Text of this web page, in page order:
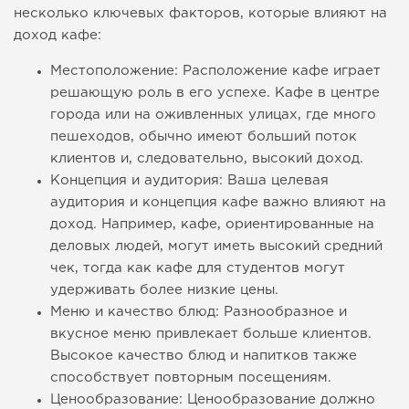
несколько ключевых факторов, которые влияют на
доход кафе:
Местоположение: Расположение кафе играет
решающую роль в его успехе. Кафе в центре
города или на оживленных улицах, где много
пешеходов, обычно имеют больший поток
клиентов и, следовательно, высокий доход.
Концепция и аудитория: Ваша целевая
аудитория и концепция кафе важно влияют на
доход. Например, кафе, ориентированные на
деловых людей, могут иметь высокий средний
чек, тогда как кафе для студентов могут
удерживать более низкие цены.
Меню и качество блюд: Разнообразное и
вкусное меню привлекает больше клиентов.
Высокое качество блюд и напитков также
способствует повторным посещениям.
Ценообразование: Ценообразование должно